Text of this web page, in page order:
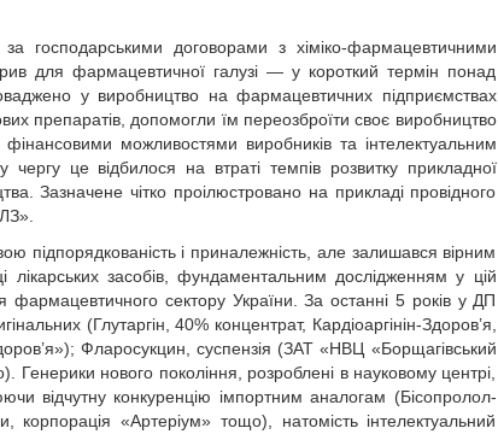
господарськими договорами з хіміко-фармацевтичними
для фармацевтичної галузі — у короткий термін понад
у виробництво на фармацевтичних підприємствах
препаратів, допомогли їм переозброїти своє виробництво
можливостями виробників та інтелектуальним
це відбилося на втраті темпів розвитку прикладної
Зазначене чітко проілюстровано на прикладі провідного
підпорядкованість і приналежність, але залишався вірним
засобів, фундаментальним дослідженням у цій
фармацевтичного сектору України. За останні 5 років у ДП
(Глутаргін, 40% концентрат, Кардіоаргінін-Здоров’я,
Фларосукцин, суспензія (ЗАТ «НВЦ «Борщагівський
нового покоління, розроблені в науковому центрі,
відчутну конкуренцію імпортним аналогам (Бісопролол-
«Артеріум» тощо), натомість інтелектуальний